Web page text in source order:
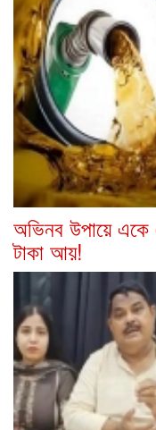
অভিনব উপায়ে
টাকা আয়!